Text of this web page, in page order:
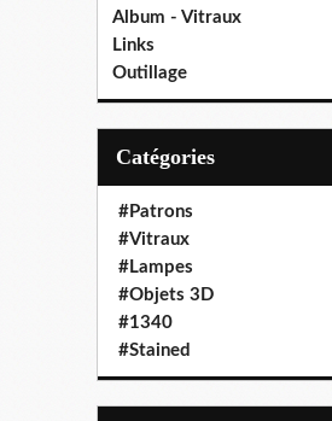
Album - Vitraux
Links
Outillage
Catégories
#Patrons
#Vitraux
#Lampes
#Objets 3D
#1340
#Stained